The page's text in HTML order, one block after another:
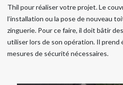
Thil pour réaliser votre projet. Le
l’installation ou la pose de nouveau
zinguerie. Pour ce faire, il doit bâtir
utiliser lors de son opération. Il prend
mesures de sécurité nécessaires.